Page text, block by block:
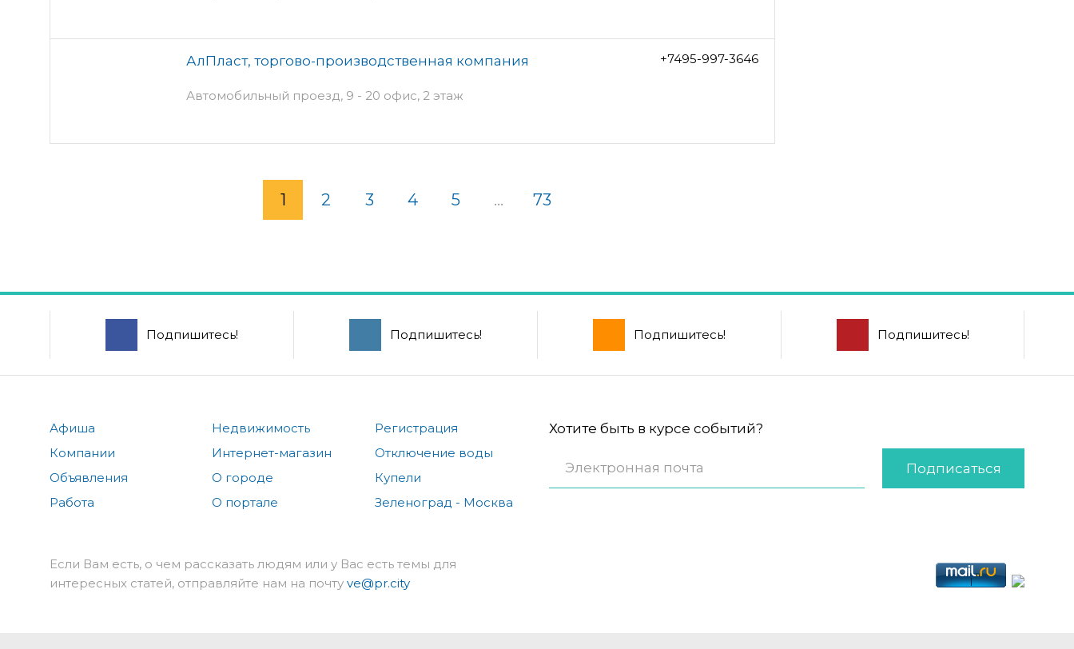
АлПласт, торгово-производственная компания
Автомобильный проезд, 9 - 20 офис, 2 этаж
+7495-997-3646
1 2 3 4 5 ... 73
Подпишитесь! Подпишитесь! Подпишитесь! Подпишитесь!
Афиша
Компании
Объявления
Работа
Недвижимость
Интернет-магазин
О городе
О портале
Регистрация
Отключение воды
Купели
Зеленоград - Москва
Хотите быть в курсе событий?
Подписаться
Если Вам есть, о чем рассказать людям или у Вас есть темы для
интересных статей, отправляйте нам на почту ve@pr.city